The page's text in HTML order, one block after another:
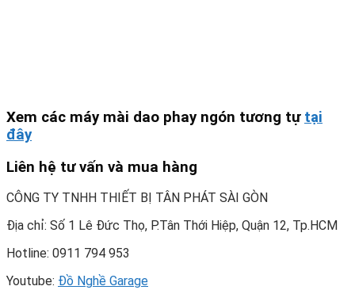
Xem các máy mài dao phay ngón tương tự tại
đây
Liên hệ tư vấn và mua hàng
CÔNG TY TNHH THIẾT BỊ TÂN PHÁT SÀI GÒN
Địa chỉ: Số 1 Lê Đức Thọ, P.Tân Thới Hiệp, Quận 12, Tp.HCM
Hotline: 0911 794 953
Youtube: Đồ Nghề Garage